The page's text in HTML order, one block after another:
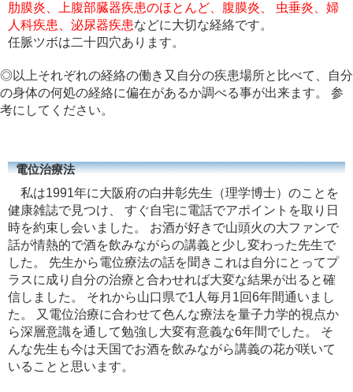
肋膜炎、上腹部臓器疾患のほとんど、腹膜炎、 虫垂炎、婦
人科疾患、泌尿器疾患などに大切な経絡です。
任脈ツボは二十四穴あります。
◎以上それぞれの経絡の働き又自分の疾患場所と比べて、自分
の身体の何処の経絡に偏在があるか調べる事が出来ます。 参
考にしてください。
電位治療法
私は1991年に大阪府の白井彰先生（理学博士）のことを
健康雑誌で見つけ、 すぐ自宅に電話でアポイントを取り日
時を約束し会いました。 お酒が好きで山頭火の大ファンで
話が情熱的で酒を飲みながらの講義と少し変わった先生で
した。 先生から電位療法の話を聞きこれは自分にとってプ
ラスに成り自分の治療と合わせれば大変な結果が出ると確
信しました。 それから山口県で1人毎月1回6年間通いまし
た。 又電位治療に合わせて色んな療法を量子力学的視点か
ら深層意識を通して勉強し大変有意義な6年間でした。 そ
んな先生も今は天国でお酒を飲みながら講義の花が咲いて
いることと思います。